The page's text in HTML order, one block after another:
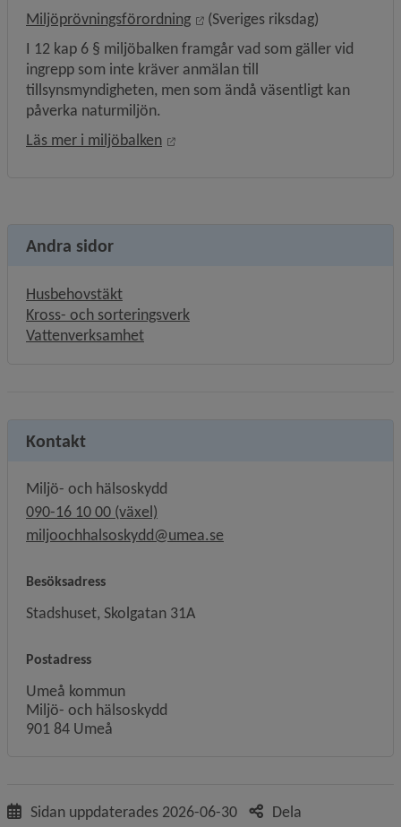
Miljöprövningsförordning
Länk till annan webbplats,
(Sveriges riksdag)
I 12 kap 6 § miljöbalken framgår vad som gäller vid
ingrepp som inte kräver anmälan till
tillsynsmyndigheten, men som ändå väsentligt kan
påverka naturmiljön.
Läs mer i miljöbalken
Länk till annan webbplats, öppnas
Andra sidor
Husbehovstäkt
Kross- och sorteringsverk
Vattenverksamhet
Kontakt
Miljö- och hälsoskydd
090-16 10 00 (växel)
miljoochhalsoskydd@umea.se
Besöksadress
Stadshuset, Skolgatan 31A
Postadress
Umeå kommun
Miljö- och hälsoskydd
901 84 Umeå
Sidan uppdaterades 2026-06-30 Dela